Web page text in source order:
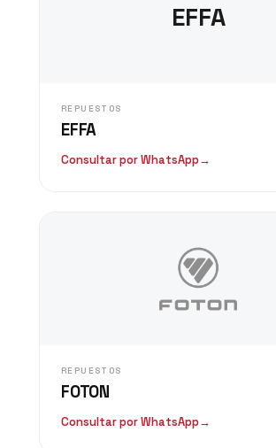
EFFA
REPUESTOS
EFFA
Consultar por WhatsApp→
REPUESTOS
FOTON
Consultar por WhatsApp→